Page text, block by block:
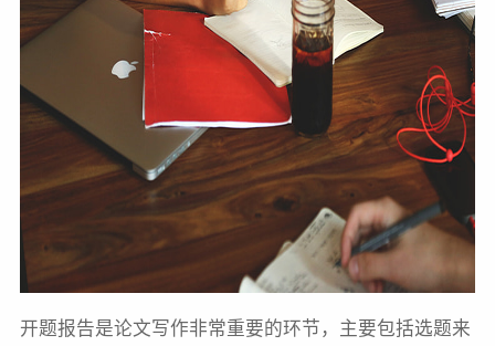
开题报告是论文写作非常重要的环节，主要包括选题来